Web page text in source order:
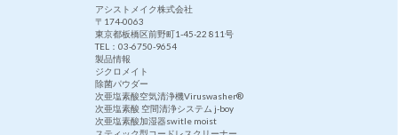
アシストメイク株式会社
〒174-0063
東京都板橋区前野町1-45-22 811号
TEL：03-6750-9654
製品情報
ジクロメイト
除菌パウダー
次亜塩素酸空気清浄機Viruswasher®︎
次亜塩素酸 空間清浄システム j-boy
次亜塩素酸加湿器switle moist